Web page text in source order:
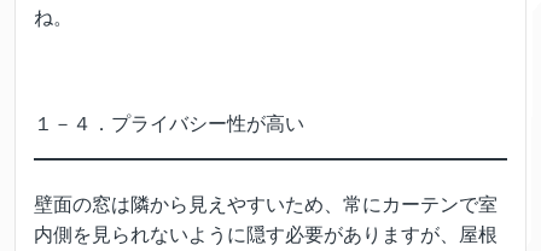
ね。
１－４．プライバシー性が高い
壁面の窓は隣から見えやすいため、常にカーテンで室
内側を見られないように隠す必要がありますが、屋根